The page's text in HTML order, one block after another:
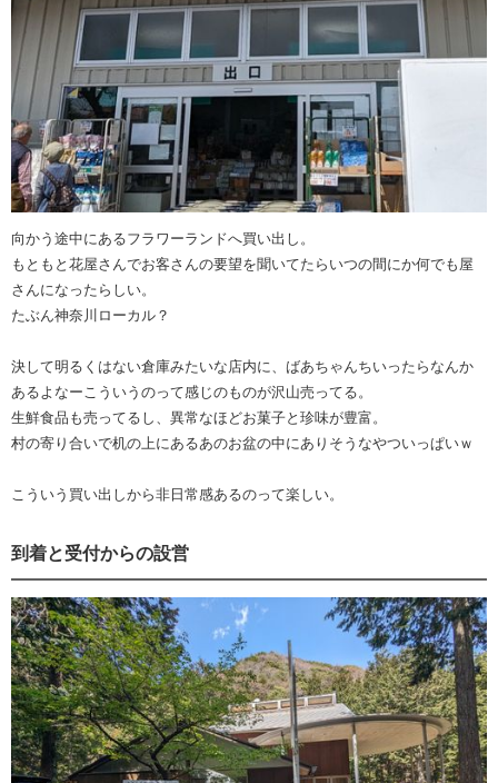
向かう途中にあるフラワーランドへ買い出し。
もともと花屋さんでお客さんの要望を聞いてたらいつの間にか何でも屋
さんになったらしい。
たぶん神奈川ローカル？
決して明るくはない倉庫みたいな店内に、ばあちゃんちいったらなんか
あるよなーこういうのって感じのものが沢山売ってる。
生鮮食品も売ってるし、異常なほどお菓子と珍味が豊富。
村の寄り合いで机の上にあるあのお盆の中にありそうなやついっぱいｗ
こういう買い出しから非日常感あるのって楽しい。
到着と受付からの設営